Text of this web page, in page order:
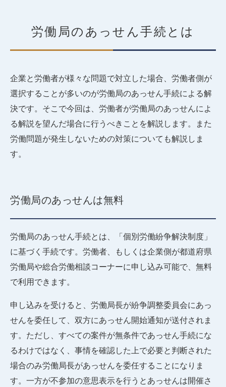
労働局のあっせん手続とは
企業と労働者が様々な問題で対立した場合、労働者側が
選択することが多いのが労働局のあっせん手続による解
決です。そこで今回は、労働者が労働局のあっせんによ
る解説を望んだ場合に行うべきことを解説します。また
労働問題が発生しないための対策についても解説しま
す。
労働局のあっせんは無料
労働局のあっせん手続とは、「個別労働紛争解決制度」
に基づく手続です。労働者、もしくは企業側が都道府県
労働局や総合労働相談コーナーに申し込み可能で、無料
で利用できます。
申し込みを受けると、労働局長が紛争調整委員会にあっ
せんを委任して、双方にあっせん開始通知が送付されま
す。ただし、すべての案件が無条件であっせん手続にな
るわけではなく、事情を確認した上で必要と判断された
場合のみ労働局長があっせんを委任することになりま
す。一方が不参加の意思表示を行うとあっせんは開催さ